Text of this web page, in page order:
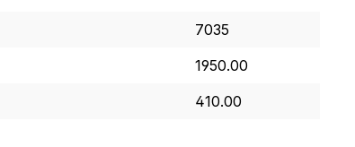
7035
1950.00
410.00